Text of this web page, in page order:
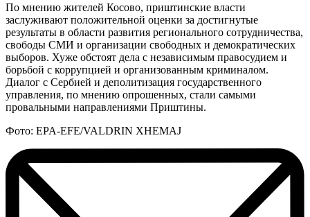
По мнению жителей Косово, приштинские власти
заслуживают положительной оценки за достигнутые
результаты в области развития регионального сотрудничества,
свободы СМИ и организации свободных и демократических
выборов. Хуже обстоят дела с независимым правосудием и
борьбой с коррупцией и организованным криминалом.
Диалог с Сербией и деполитизация государственного
управления, по мнению опрошенных, стали самыми
провальными направлениями Приштины.
Фото: EPA-EFE/VALDRIN XHEMAJ